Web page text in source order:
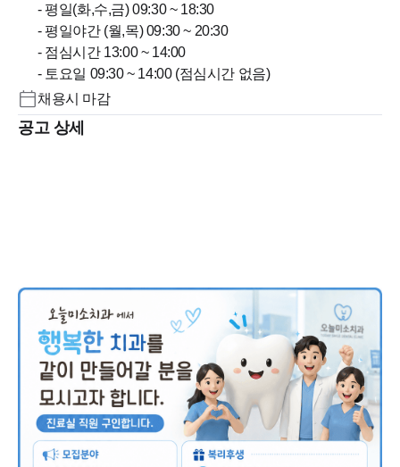
- 평일(화,수,금) 09:30 ~ 18:30
- 평일야간 (월,목) 09:30 ~ 20:30
- 점심시간 13:00 ~ 14:00
- 토요일 09:30 ~ 14:00 (점심시간 없음)
채용시 마감
공고 상세